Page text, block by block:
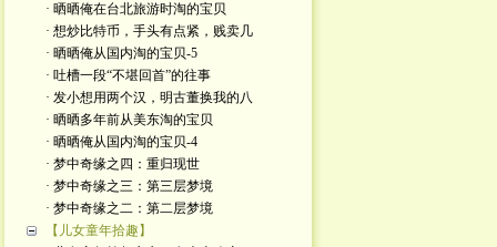
· 晒晒俺在台北旅游时淘的宝贝
· 想炒比特币，手头有点紧，贱卖几
· 晒晒俺从国内淘的宝贝-5
· 吐槽一段“不堪回首”的往事
· 发小想用两个汉，明古董换我的八
· 晒晒多年前从美东淘的宝贝
· 晒晒俺从国内淘的宝贝-4
· 梦中奇缘之四：重归现世
· 梦中奇缘之三：第三层梦境
· 梦中奇缘之二：第二层梦境
【儿女童年拾趣】